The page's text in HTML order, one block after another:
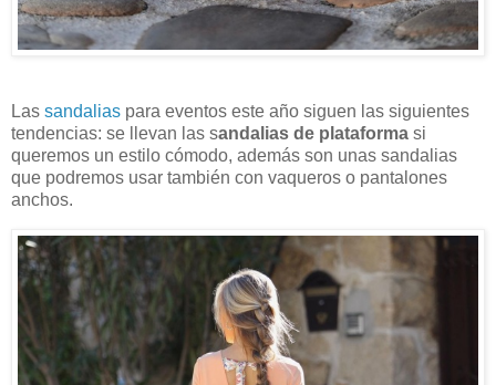
Las sandalias para eventos este año siguen las siguientes
tendencias: se llevan las sandalias de plataforma si
queremos un estilo cómodo, además son unas sandalias
que podremos usar también con vaqueros o pantalones
anchos.